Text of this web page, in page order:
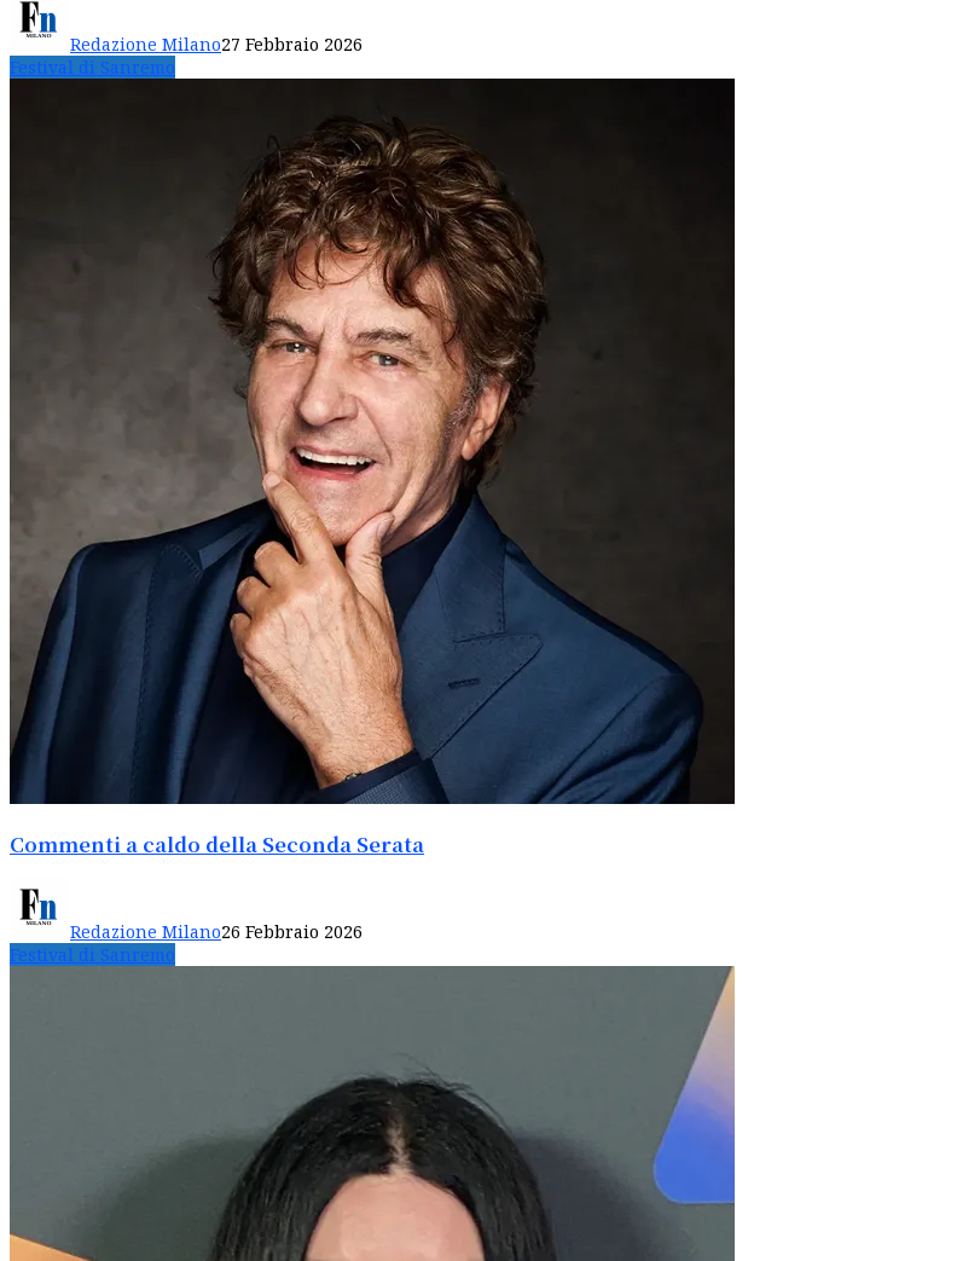
Redazione Milano27 Febbraio 2026
Festival di Sanremo
Commenti a caldo della Seconda Serata
Redazione Milano26 Febbraio 2026
Festival di Sanremo